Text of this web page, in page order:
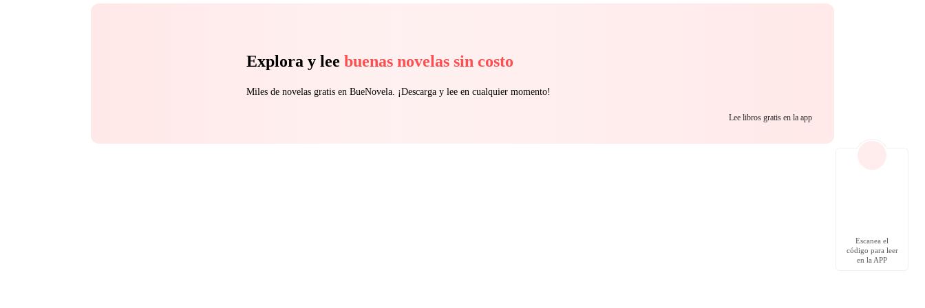
Explora y lee buenas novelas sin costo
Miles de novelas gratis en BueNovela. ¡Descarga y lee en cualquier momento!
Lee libros gratis en la app
Escanea el
código para leer
en la APP